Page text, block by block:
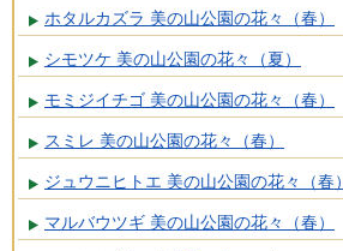
ホタルカズラ 美の山公園の花々（春）
シモツケ 美の山公園の花々（夏）
モミジイチゴ 美の山公園の花々（春）
スミレ 美の山公園の花々（春）
ジュウニヒトエ 美の山公園の花々（春）
マルバウツギ 美の山公園の花々（春）